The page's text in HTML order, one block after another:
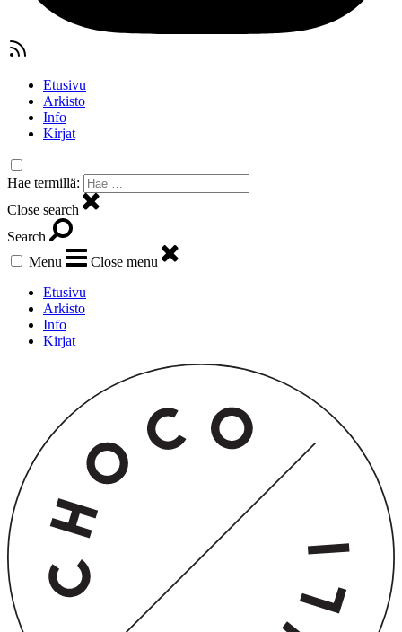
Etusivu
Arkisto
Info
Kirjat
Hae termillä:
Close search
Search
Menu
Close menu
Etusivu
Arkisto
Info
Kirjat